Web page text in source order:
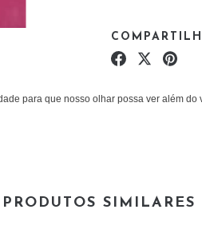
para que nosso olhar possa ver além
PRODUTOS SIMILARES